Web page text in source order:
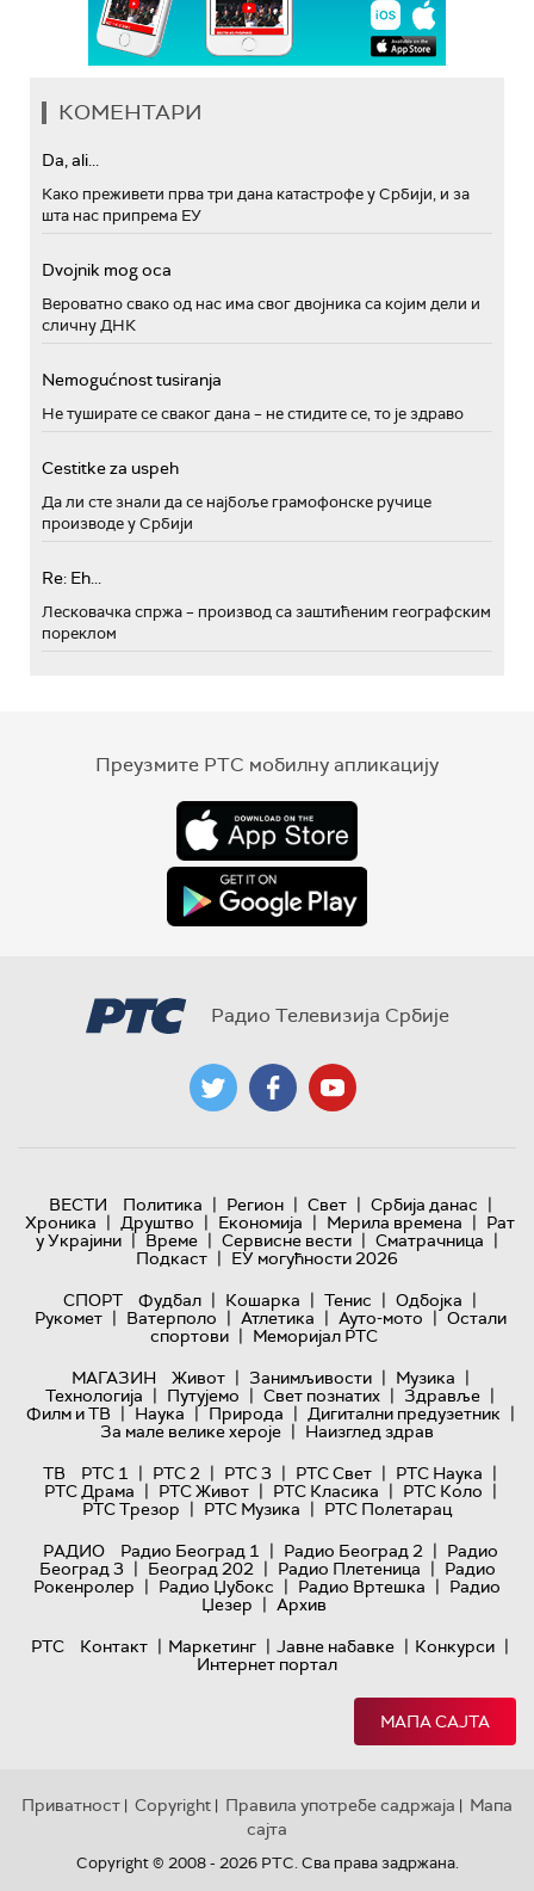
КОМЕНТАРИ
Da, ali...
Како преживети прва три дана катастрофе у Србији, и за
шта нас припрема ЕУ
Dvojnik mog oca
Вероватно свако од нас има свог двојника са којим дели и
сличну ДНК
Nemogućnost tusiranja
Не туширате се сваког дана – не стидите се, то је здраво
Cestitke za uspeh
Да ли сте знали да се најбоље грамофонске ручице
производе у Србији
Re: Eh...
Лесковачка спржа – производ са заштићеним географским
пореклом
Преузмите РТС мобилну апликацију
Радио Телевизија Србије
ВЕСТИ Политика | Регион | Свет | Србија данас |
Хроника | Друштво | Економија | Мерила времена | Рат
у Украјини | Време | Сервисне вести | Сматрачница |
Подкаст | ЕУ могућности 2026
СПОРТ
Фудбал | Кошарка | Тенис | Одбојка |
Рукомет | Ватерполо | Атлетика | Ауто-мото | Остали
спортови | Меморијал РТС
МАГАЗИН
Живот | Занимљивости | Музика |
Технологијa | Путујемо | Свет познатих | Здравље |
Филм и ТВ | Наука | Природа | Дигитални предузетник |
За мале велике хероје | Наизглед здрав
ТВ
РТС 1 | РТС 2 | РТС 3 | РТС Свет | РТС Наука |
РТС Драма | РТС Живот | РТС Класика | РТС Коло |
РТС Трезор | РТС Музика | РТС Полетарац
РАДИО
Радио Београд 1 | Радио Београд 2 | Радио
Београд 3 | Београд 202 | Радио Плетеница | Радио
Рокенролер | Радио Џубокс | Радио Вртешка | Радио
Џезер | Архив
РТС
Контакт | Маркетинг | Јавне набавке | Конкурси |
Интернет портал
МАПА САЈТА
Приватност | Copyright | Правила употребе садржаја | Мапа
сајта
Copyright © 2008 - 2026 РТС. Сва права задржана.